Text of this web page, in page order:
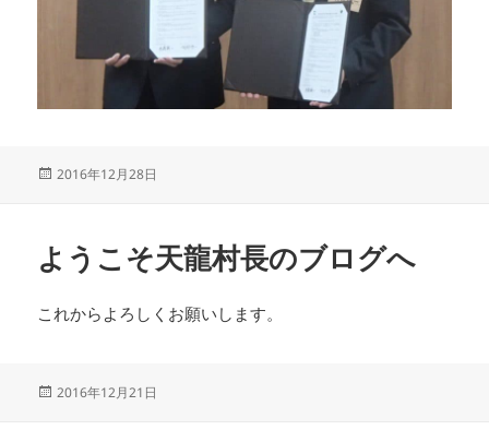
投
2016年12月28日
ようこそ天龍村長のブログへ
これからよろしくお願いします。
投
2016年12月21日